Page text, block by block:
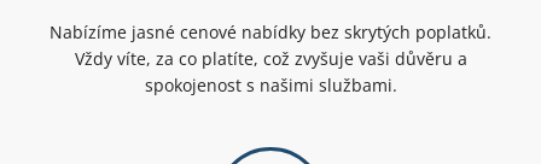
Nabízíme jasné cenové nabídky bez skrytých poplatků.
Vždy víte, za co platíte, což zvyšuje vaši důvěru a
spokojenost s našimi službami.